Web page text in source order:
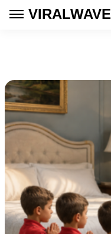
VIRALWAVE